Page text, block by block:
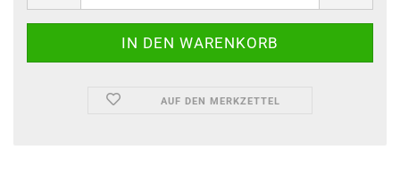
AUF DEN MERKZETTEL